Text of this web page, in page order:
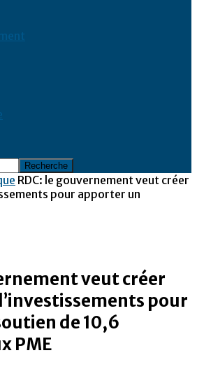
RDC: le gouvernement veut créer
pour apporter un
veut créer
pour
de 10,6
PME